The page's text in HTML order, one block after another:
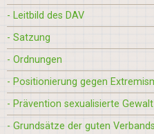
- Leitbild des DAV
- Satzung
- Ordnungen
- Positionierung gegen
- Prävention sexualisierte Gewalt
- Grundsätze der guten